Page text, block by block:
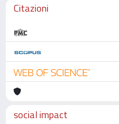
Citazioni
social impact